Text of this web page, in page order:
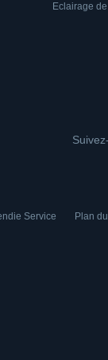
Eclairage
Service Plan